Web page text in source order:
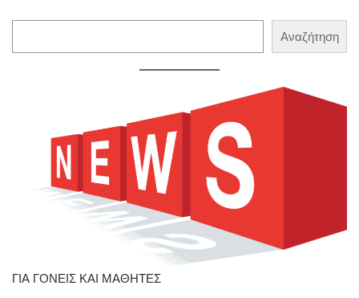
Αναζήτηση
ΓΙΑ ΓΟΝΕΙΣ ΚΑΙ ΜΑΘΗΤΕΣ